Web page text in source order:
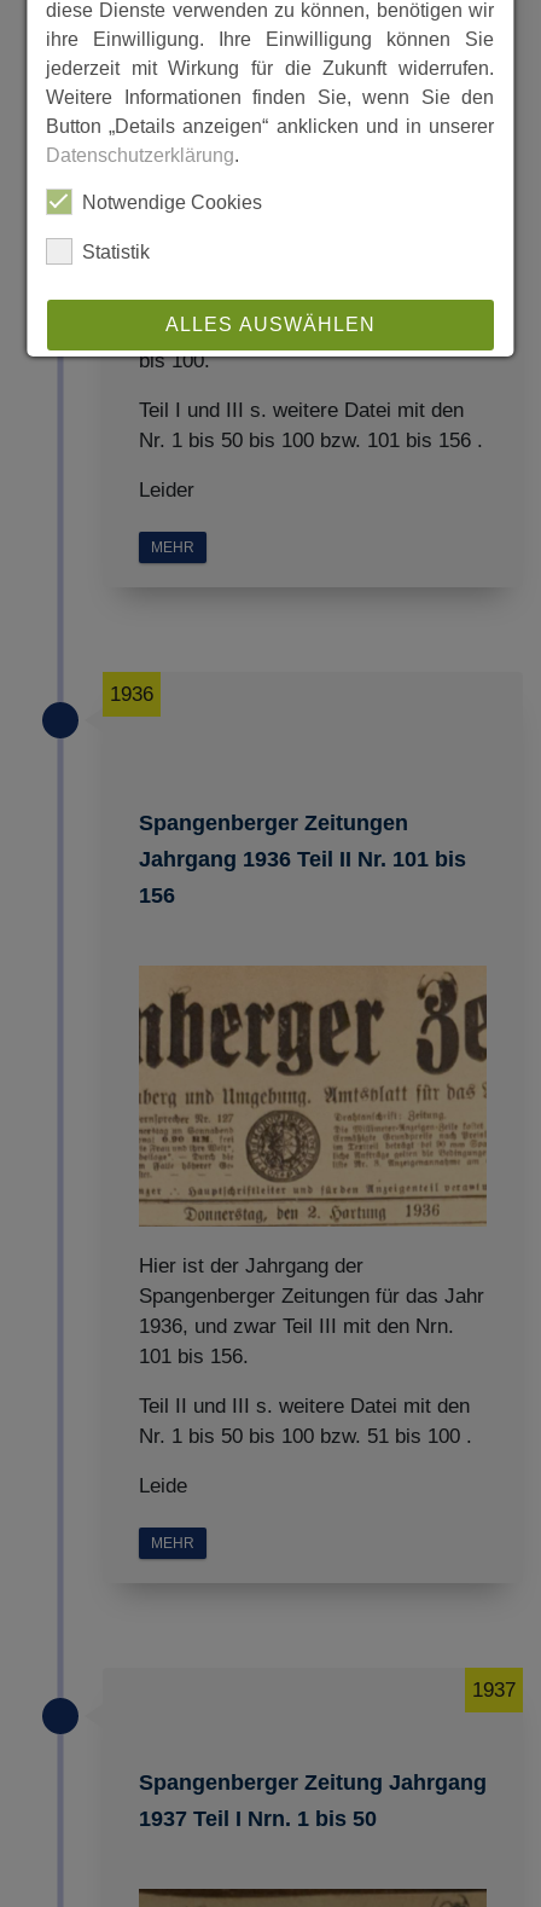
Spangenberger Zeitungen für das Jahr
1936, und zwar Teil II mit den Nrn. 51
bis 100.
Teil I und III s. weitere Datei mit den
Nr. 1 bis 50 bis 100 bzw. 101 bis 156 .
Leider
MEHR
Spangenberger Zeitungen
Jahrgang 1936 Teil II Nr. 101 bis
156
1936
Hier ist der Jahrgang der
Spangenberger Zeitungen für das Jahr
1936, und zwar Teil III mit den Nrn.
101 bis 156.
Teil II und III s. weitere Datei mit den
Nr. 1 bis 50 bis 100 bzw. 51 bis 100 .
Leide
MEHR
Spangenberger Zeitung Jahrgang
1937 Teil I Nrn. 1 bis 50
1937
diese Dienste verwenden zu können, benötigen wir
ihre Einwilligung. Ihre Einwilligung können Sie
jederzeit mit Wirkung für die Zukunft widerrufen.
Weitere Informationen finden Sie, wenn Sie den
Button „Details anzeigen“ anklicken und in unserer
Datenschutzerklärung.
Notwendige Cookies
Statistik
ALLES AUSWÄHLEN
SPEICHERN
Impressum